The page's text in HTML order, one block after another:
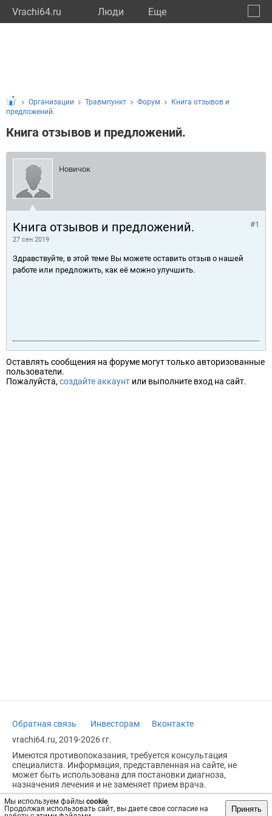
Vrachi64.ru Люди Eще
Мы используем файлы cookie.
Продолжая использовать сайт, вы даете свое согласие на
Принять
Организации Травмпункт Форум
Книга отзывов и
предложений.
Книга отзывов и предложений.
Новичок
Книга отзывов и предложений.
27 сен 2019
#1
Здравствуйте, в этой теме Вы можете оставить отзыв о нашей
работе или предложить, как её можно улучшить.
Оставлять сообщения на форуме могут только авторизованные
пользователи.
Пожалуйста, создайте аккаунт или выполните вход на сайт.
Обратная связь Инвесторам
Вконтакте
vrachi64.ru, 2019-2026 гг.
Имеются противопоказания, требуется консультация
специалиста. Информация, представленная на сайте, не
может быть использована для постановки диагноза,
назначения лечения и не заменяет прием врача.
Возрастное ограничение: 18+